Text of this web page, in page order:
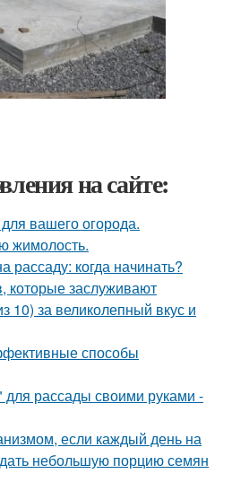
на сайте:
вашего огорода.
жимолость.
рассаду: когда начинать?
которые заслуживают
10) за великолепный вкус и
способы
рассады своими руками -
если каждый день на
небольшую порцию семян